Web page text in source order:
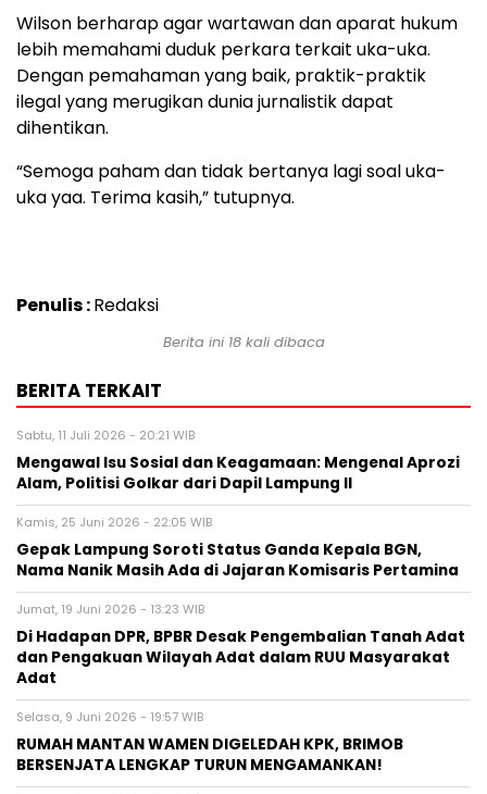
Wilson berharap agar wartawan dan aparat hukum
lebih memahami duduk perkara terkait uka-uka.
Dengan pemahaman yang baik, praktik-praktik
ilegal yang merugikan dunia jurnalistik dapat
dihentikan.
“Semoga paham dan tidak bertanya lagi soal uka-
uka yaa. Terima kasih,” tutupnya.
Penulis :Redaksi
Berita ini 18 kali dibaca
BERITA TERKAIT
Sabtu, 11 Juli 2026 - 20:21 WIB
Mengawal Isu Sosial dan Keagamaan: Mengenal Aprozi
Alam, Politisi Golkar dari Dapil Lampung II
Kamis, 25 Juni 2026 - 22:05 WIB
Gepak Lampung Soroti Status Ganda Kepala BGN,
Nama Nanik Masih Ada di Jajaran Komisaris Pertamina
Jumat, 19 Juni 2026 - 13:23 WIB
Di Hadapan DPR, BPBR Desak Pengembalian Tanah Adat
dan Pengakuan Wilayah Adat dalam RUU Masyarakat
Adat
Selasa, 9 Juni 2026 - 19:57 WIB
RUMAH MANTAN WAMEN DIGELEDAH KPK, BRIMOB
BERSENJATA LENGKAP TURUN MENGAMANKAN!